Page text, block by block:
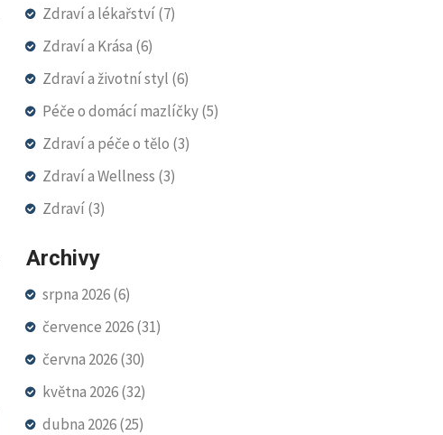
Zdraví a lékařství(7)
Zdraví a Krása (6)
Zdraví a životní styl (6)
Péče o domácí mazlíčky(5)
Zdraví a péče o tělo (3)
Zdraví a Wellness (3)
Zdraví(3)
Archivy
srpna 2026(6)
července 2026(31)
června 2026(30)
května 2026(32)
dubna 2026(25)